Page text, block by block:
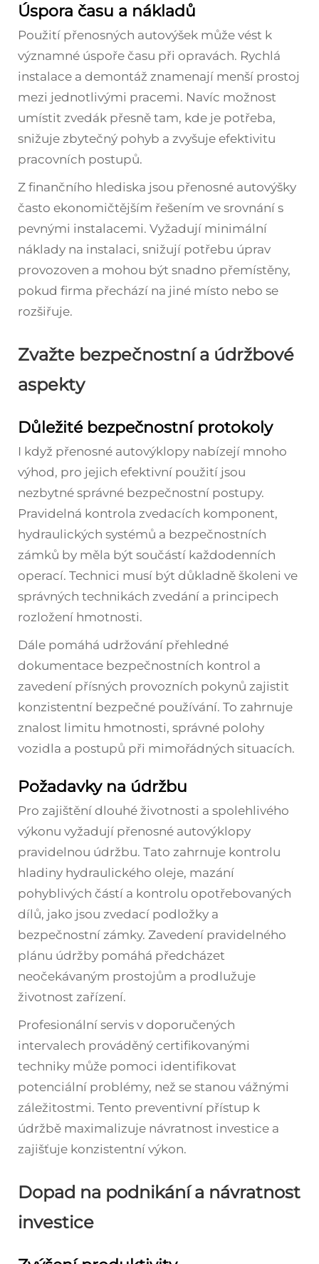
Úspora času a nákladů
Použití přenosných autovýšek může vést k
významné úspoře času při opravách. Rychlá
instalace a demontáž znamenají menší prostoj
mezi jednotlivými pracemi. Navíc možnost
umístit zvedák přesně tam, kde je potřeba,
snižuje zbytečný pohyb a zvyšuje efektivitu
pracovních postupů.
Z finančního hlediska jsou přenosné autovýšky
často ekonomičtějším řešením ve srovnání s
pevnými instalacemi. Vyžadují minimální
náklady na instalaci, snižují potřebu úprav
provozoven a mohou být snadno přemístěny,
pokud firma přechází na jiné místo nebo se
rozšiřuje.
Zvažte bezpečnostní a údržbové
aspekty
Důležité bezpečnostní protokoly
I když přenosné autovýklopy nabízejí mnoho
výhod, pro jejich efektivní použití jsou
nezbytné správné bezpečnostní postupy.
Pravidelná kontrola zvedacích komponent,
hydraulických systémů a bezpečnostních
zámků by měla být součástí každodenních
operací. Technici musí být důkladně školeni ve
správných technikách zvedání a principech
rozložení hmotnosti.
Dále pomáhá udržování přehledné
dokumentace bezpečnostních kontrol a
zavedení přísných provozních pokynů zajistit
konzistentní bezpečné používání. To zahrnuje
znalost limitu hmotnosti, správné polohy
vozidla a postupů při mimořádných situacích.
Požadavky na údržbu
Pro zajištění dlouhé životnosti a spolehlivého
výkonu vyžadují přenosné autovýklopy
pravidelnou údržbu. Tato zahrnuje kontrolu
hladiny hydraulického oleje, mazání
pohyblivých částí a kontrolu opotřebovaných
dílů, jako jsou zvedací podložky a
bezpečnostní zámky. Zavedení pravidelného
plánu údržby pomáhá předcházet
neočekávaným prostojům a prodlužuje
životnost zařízení.
Profesionální servis v doporučených
intervalech prováděný certifikovanými
techniky může pomoci identifikovat
potenciální problémy, než se stanou vážnými
záležitostmi. Tento preventivní přístup k
údržbě maximalizuje návratnost investice a
zajišťuje konzistentní výkon.
Dopad na podnikání a návratnost
investice